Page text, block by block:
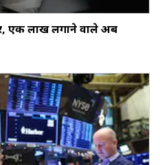
एक लाख लगाने वाले अब